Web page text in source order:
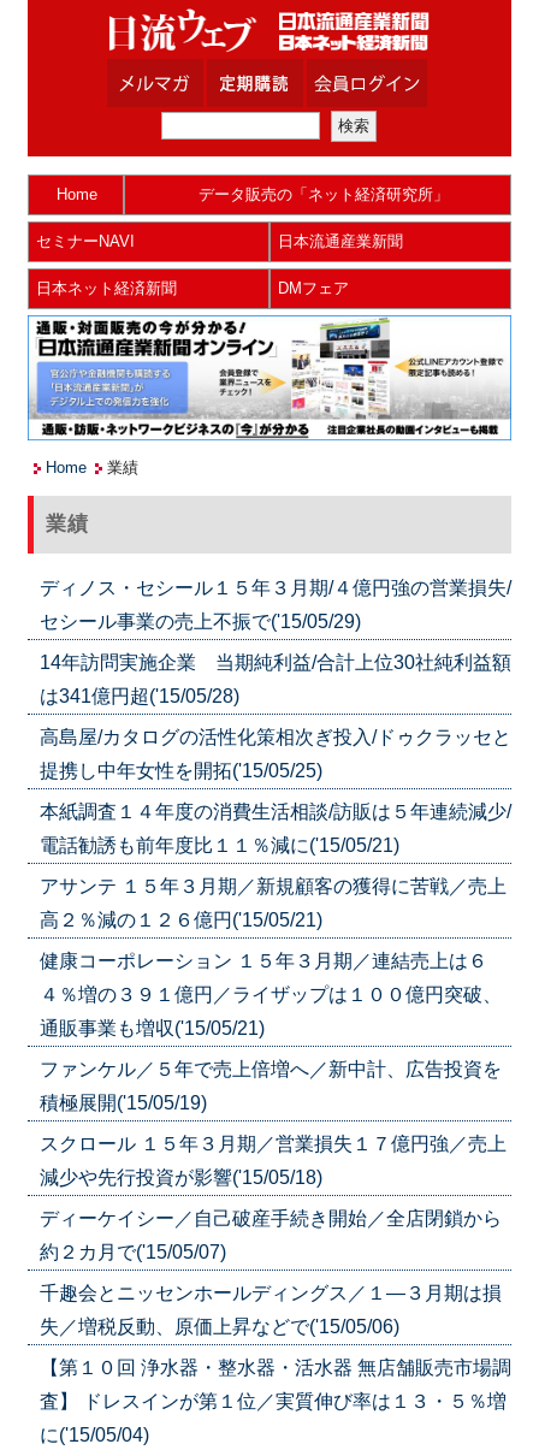
Home データ販売の「ネット経済研究所」
セミナーNAVI 日本流通産業新聞
日本ネット経済新聞 DMフェア
Home 業績
業績
ディノス・セシール１５年３月期/４億円強の営業損失/
セシール事業の売上不振で('15/05/29)
14年訪問実施企業 当期純利益/合計上位30社純利益額
は341億円超('15/05/28)
高島屋/カタログの活性化策相次ぎ投入/ドゥクラッセと
提携し中年女性を開拓('15/05/25)
本紙調査１４年度の消費生活相談/訪販は５年連続減少/
電話勧誘も前年度比１１％減に('15/05/21)
アサンテ １５年３月期／新規顧客の獲得に苦戦／売上
高２％減の１２６億円('15/05/21)
健康コーポレーション １５年３月期／連結売上は６
４％増の３９１億円／ライザップは１００億円突破、
通販事業も増収('15/05/21)
ファンケル／５年で売上倍増へ／新中計、広告投資を
積極展開('15/05/19)
スクロール １５年３月期／営業損失１７億円強／売上
減少や先行投資が影響('15/05/18)
ディーケイシー／自己破産手続き開始／全店閉鎖から
約２カ月で('15/05/07)
千趣会とニッセンホールディングス／１―３月期は損
失／増税反動、原価上昇などで('15/05/06)
【第１０回 浄水器・整水器・活水器 無店舗販売市場調
査】 ドレスインが第１位／実質伸び率は１３・５％増
に('15/05/04)